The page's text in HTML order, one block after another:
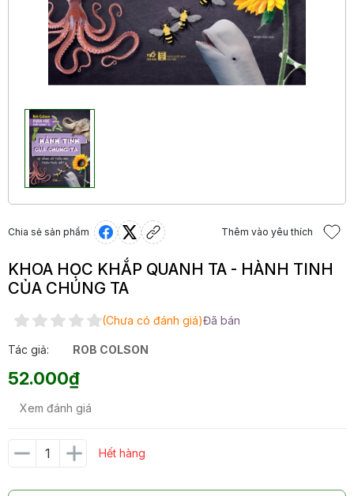
Chia sẻ sản phẩm Thêm vào yêu thích
KHOA HỌC KHẮP QUANH TA - HÀNH TINH
CỦA CHÚNG TA
(Chưa có đánh giá)Đã bán
Tác giả: ROB COLSON
52.000₫
Xem đánh giá
Hết hàng